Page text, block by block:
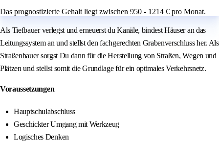
Das prognostizierte Gehalt liegt zwischen 950 - 1214 € pro Monat.
Als Tiefbauer verlegst und erneuerst du Kanäle, bindest Häuser an das
Leitungssystem an und stellst den fachgerechten Grabenverschluss her. Als
Straßenbauer sorgst Du dann für die Herstellung von Straßen, Wegen und
Plätzen und stellst somit die Grundlage für ein optimales Verkehrsnetz.
Voraussetzungen
Hauptschulabschluss
Geschickter Umgang mit Werkzeug
Logisches Denken